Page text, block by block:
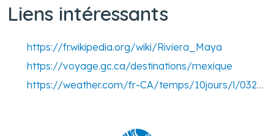
Liens intéressants
https://fr.wikipedia.org/wiki/Riviera_Maya
https://voyage.gc.ca/destinations/mexique
https://weather.com/fr-CA/temps/10jours/l/032794c332bf7f5df42c9f55f9e45deaccceaf409fffed8a99c959a5df05e055